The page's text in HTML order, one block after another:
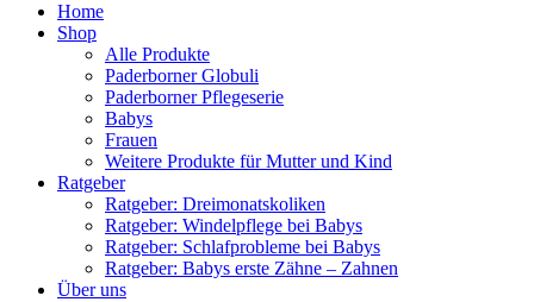
Home
Shop
Alle Produkte
Paderborner Globuli
Paderborner Pflegeserie
Babys
Frauen
Weitere Produkte für Mutter und Kind
Ratgeber
Ratgeber: Dreimonatskoliken
Ratgeber: Windelpflege bei Babys
Ratgeber: Schlafprobleme bei Babys
Ratgeber: Babys erste Zähne – Zahnen
Über uns